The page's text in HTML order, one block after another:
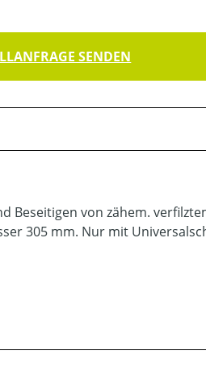
SENDEN
Beseitigen von zähem.
305 mm. Nur mit